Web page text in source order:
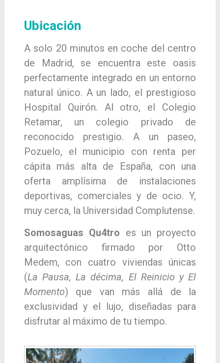
Ubicación
A solo 20 minutos en coche del centro
de Madrid, se encuentra este oasis
perfectamente integrado en un entorno
natural único. A un lado, el prestigioso
Hospital Quirón. Al otro, el Colegio
Retamar, un colegio privado de
reconocido prestigio. A un paseo,
Pozuelo, el municipio con renta per
cápita más alta de España, con una
oferta amplísima de instalaciones
deportivas, comerciales y de ocio. Y,
muy cerca, la Universidad Complutense.
Somosaguas Qu4tro es un proyecto
arquitectónico firmado por Otto
Medem, con cuatro viviendas únicas
(La Pausa, La décima, El Reinicio y El
Momento) que van más allá de la
exclusividad y el lujo, diseñadas para
disfrutar al máximo de tu tiempo.